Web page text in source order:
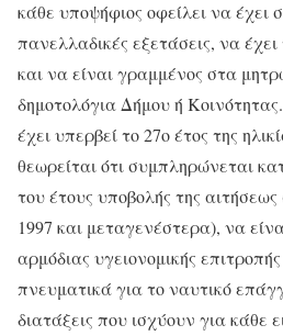
κάθε υποψήφιος οφείλει να έχει
πανελλαδικές εξετάσεις, να
και να είναι γραμμένος στα
δημοτολόγια Δήμου ή
έχει υπερβεί το 27ο έτος της
θεωρείται ότι συμπληρώνεται
του έτους υποβολής της
1997 και μεταγενέστερα), να
αρμόδιας υγειονομικής
πνευματικά για το ναυτικό
διατάξεις που ισχύουν για κάθε